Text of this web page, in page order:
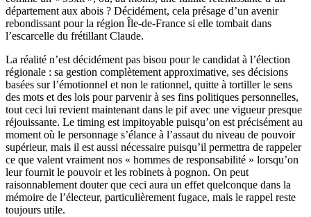
département aux abois ? Décidément, cela présage d’un avenir
rebondissant pour la région Île-de-France si elle tombait dans
l’escarcelle du frétillant Claude.
La réalité n’est décidément pas bisou pour le candidat à l’élection
régionale : sa gestion complètement approximative, ses décisions
basées sur l’émotionnel et non le rationnel, quitte à tortiller le sens
des mots et des lois pour parvenir à ses fins politiques personnelles,
tout ceci lui revient maintenant dans le pif avec une vigueur presque
réjouissante. Le timing est impitoyable puisqu’on est précisément au
moment où le personnage s’élance à l’assaut du niveau de pouvoir
supérieur, mais il est aussi nécessaire puisqu’il permettra de rappeler
ce que valent vraiment nos « hommes de responsabilité » lorsqu’on
leur fournit le pouvoir et les robinets à pognon. On peut
raisonnablement douter que ceci aura un effet quelconque dans la
mémoire de l’électeur, particulièrement fugace, mais le rappel reste
toujours utile.